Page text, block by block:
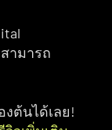
ามารถ
งต้นได้เลย!